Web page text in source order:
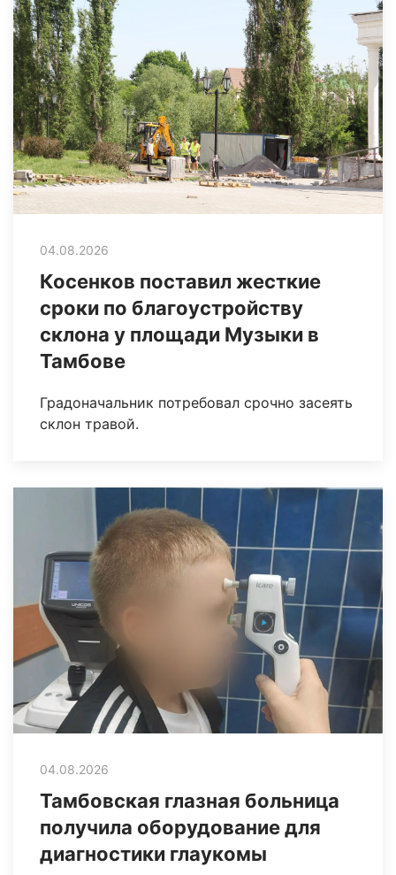
04.08.2026
Косенков поставил жесткие
сроки по благоустройству
склона у площади Музыки в
Тамбове
Градоначальник потребовал срочно засеять
склон травой.
04.08.2026
Тамбовская глазная больница
получила оборудование для
диагностики глаукомы